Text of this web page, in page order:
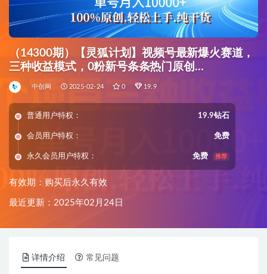
（14300期）【灵狐计划】视频号最新爆火赛道，
三种收益模式，0粉新号条条热门原创…
中创网 2025-02-24 0 19.9
普通用户特权： 19.9钻石
会员用户特权： 免费
永久会员用户特权： 免费 推荐
有效期：购买后永久有效
最近更新：2025年02月24日
详情介绍 常见问题